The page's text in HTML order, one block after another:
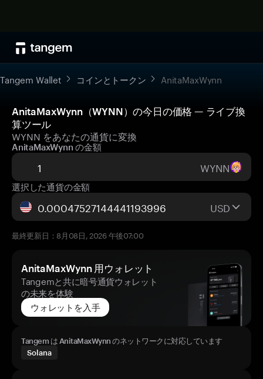
Tangem Wallet コインとトークン AnitaMaxWynn
AnitaMaxWynn（WYNN）の今日の価格 — ライブ換
算ツール
WYNN をあなたの通貨に変換
AnitaMaxWynn の金額
WYNN
選択した通貨の金額
USD
最終更新日：8月08日, 2026 午後07:00
AnitaMaxWynn 用ウォレット
Tangemと共に暗号通貨ウォレット
の未来を体験
ウォレットを入手
Tangem は AnitaMaxWynn のネットワークに対応しています
Solana